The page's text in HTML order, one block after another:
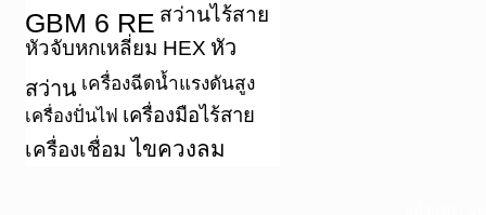
GBM 6 RE สว่านไร้สาย
หัวจับหกเหลี่ยม HEX หัว
สว่าน เครื่องฉีดน้ำแรงดันสูง
เครื่องปั่นไฟ เครื่องมือไร้สาย
เครื่องเชื่อม ไขควงลม